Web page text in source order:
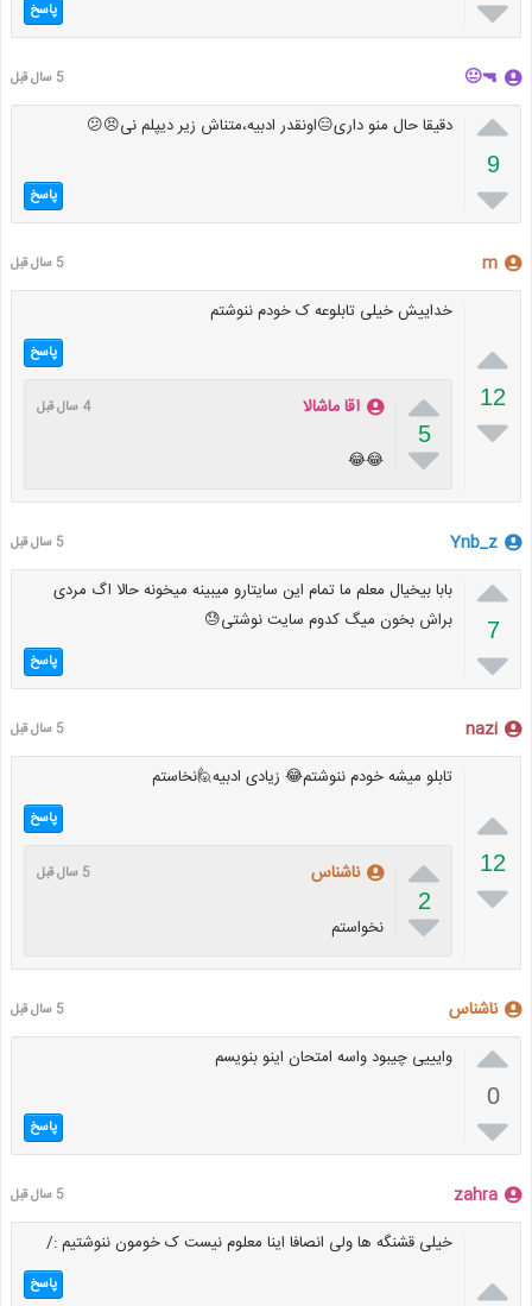
 پاسخ
🔫😐 5 سال قبل

9

دقیقا حال منو داری😑اونقدر ادبیه،متناش زیر دیپلم نی😣😕
پاسخ
m 5 سال قبل

12

خداییش خیلی تابلوعه ک خودم ننوشتم
پاسخ

5

اقا ماشالا 4 سال قبل
😂😂
Ynb_z 5 سال قبل

7

بابا بیخیال معلم ما تمام این سایتارو میبینه میخونه حالا اگ مردی
براش بخون میگ کدوم سایت نوشتی😓
پاسخ
nazi 5 سال قبل

12

تابلو میشه خودم ننوشتم😂 زیادی ادبیه🙋نخاستم
پاسخ

2

ناشناس 5 سال قبل
نخواستم
ناشناس 5 سال قبل

0

وایییی چیبود واسه امتحان اینو بنویسم
پاسخ
zahra 5 سال قبل

خیلی قشنگه ها ولی انصافا اینا معلوم نیست ک خومون ننوشتیم :/
پاسخ